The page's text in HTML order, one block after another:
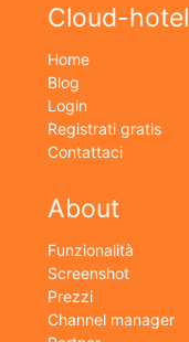
Cloud-hotel
Home
Blog
Login
Registrati gratis
Contattaci
About
Funzionalità
Screenshot
Prezzi
Channel manager